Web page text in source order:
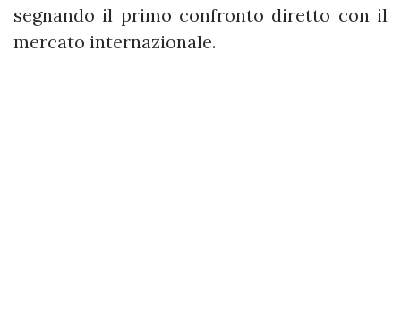
segnando il primo confronto diretto con il
mercato internazionale.